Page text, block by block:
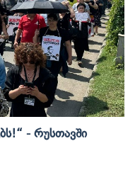
- Რუსთავში